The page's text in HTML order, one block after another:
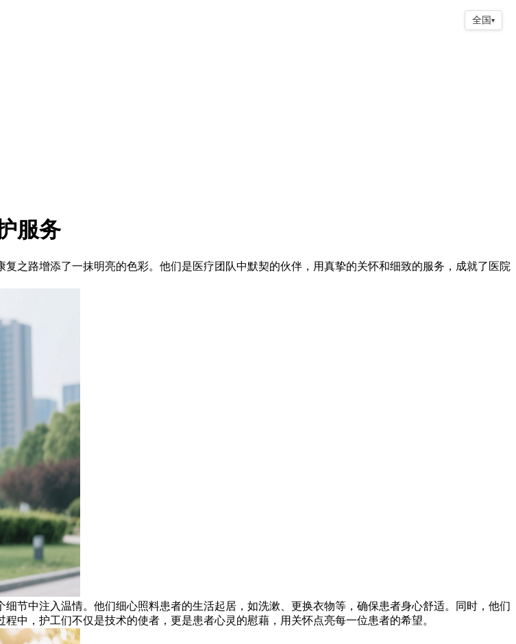
全国▾
服务
路增添了一抹明亮的色彩。他们是医疗团队中默契的伙伴，用真挚的关怀和细致的服务，成就了医院
中注入温情。他们细心照料患者的生活起居，如洗漱、更换衣物等，确保患者身心舒适。同时，他们
中，护工们不仅是技术的使者，更是患者心灵的慰藉，用关怀点亮每一位患者的希望。